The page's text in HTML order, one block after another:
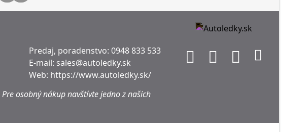
Predaj, poradenstvo: 0948 833 533
E-mail: sales@autoledky.sk
Web: https://www.autoledky.sk/
Pre osobný nákup navštívte jedno z našich